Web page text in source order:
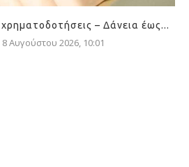
– Δάνεια έως...
Αυγούστου 2026, 10:01